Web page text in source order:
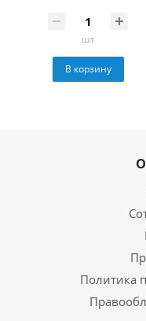
шт
В корзину
Политика